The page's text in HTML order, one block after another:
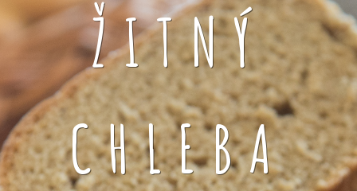
ŽITNÝ
CHLEBA